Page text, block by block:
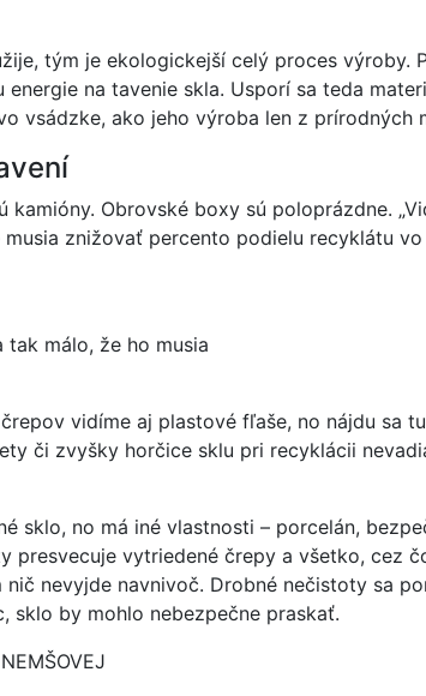
tým je ekologickejší celý proces
energie na tavenie skla. Usporí sa teda
vsádzke, ako jeho výroba len z prírodných
Obrovské boxy sú poloprázdne.
znižovať percento podielu recyklátu
málo, že ho musia
vidíme aj plastové fľaše, no nájdu sa
či zvyšky horčice sklu pri recyklácii
sklo, no má iné vlastnosti – porcelán,
vytriedené črepy a všetko, cez
nevyjde navnivoč. Drobné nečistoty sa
sklo by mohlo nebezpečne praskať.